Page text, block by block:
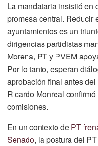
La mandataria insistió en
promesa central. Reducir
ayuntamientos es un
dirigencias partidistas
Morena, PT y PVEM
Por lo tanto, esperan
aprobación final antes
Ricardo Monreal
comisiones.
En un contexto de PT
Senado, la postura del